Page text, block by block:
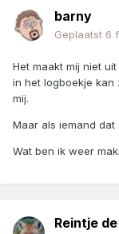
barny
Geplaatst 6
Het maakt mij niet
in het logboekje kan
mij.
Maar als iemand
Wat ben ik weer
Reintje